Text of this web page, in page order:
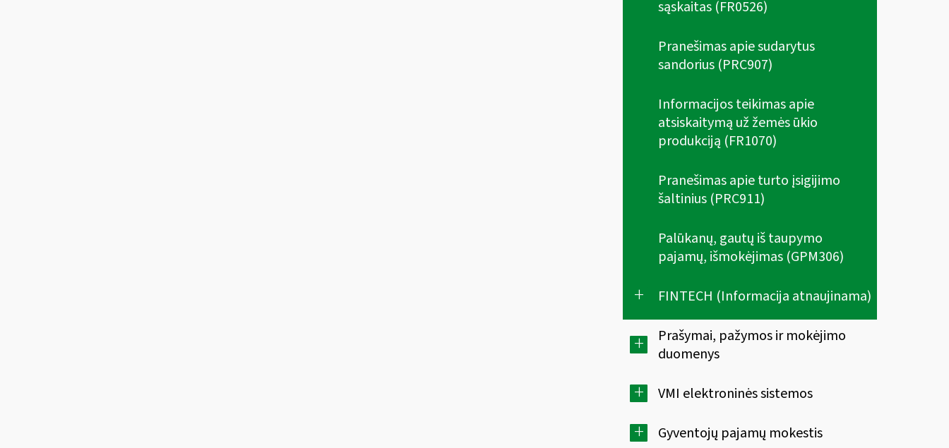
sąskaitas (FR0526)
Pranešimas apie sudarytus
sandorius (PRC907)
Informacijos teikimas apie
atsiskaitymą už žemės ūkio
produkciją (FR1070)
Pranešimas apie turto įsigijimo
šaltinius (PRC911)
Palūkanų, gautų iš taupymo
pajamų, išmokėjimas (GPM306)
+ FINTECH (Informacija atnaujinama)
+
Prašymai, pažymos ir mokėjimo
duomenys
+ VMI elektroninės sistemos
+ Gyventojų pajamų mokestis